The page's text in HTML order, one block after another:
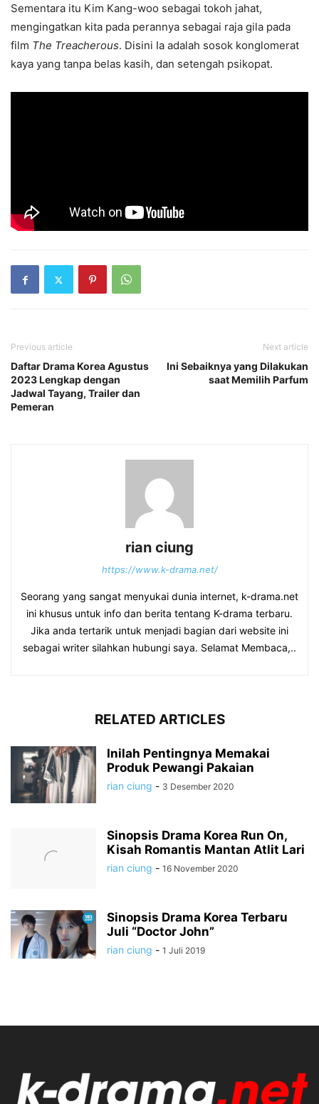
Sementara itu Kim Kang-woo sebagai tokoh jahat,
mengingatkan kita pada perannya sebagai raja gila pada
film The Treacherous. Disini Ia adalah sosok konglomerat
kaya yang tanpa belas kasih, dan setengah psikopat.
Previous article
Daftar Drama Korea Agustus
2023 Lengkap dengan
Jadwal Tayang, Trailer dan
Pemeran
Next article
Ini Sebaiknya yang Dilakukan
saat Memilih Parfum
rian ciung
https://www.k-drama.net/
Seorang yang sangat menyukai dunia internet, k-drama.net
ini khusus untuk info dan berita tentang K-drama terbaru.
Jika anda tertarik untuk menjadi bagian dari website ini
sebagai writer silahkan hubungi saya. Selamat Membaca,..
RELATED ARTICLES
Inilah Pentingnya Memakai
Produk Pewangi Pakaian
rian ciung - 3 Desember 2020
Sinopsis Drama Korea Run On,
Kisah Romantis Mantan Atlit Lari
rian ciung - 16 November 2020
Sinopsis Drama Korea Terbaru
Juli “Doctor John”
rian ciung - 1 Juli 2019